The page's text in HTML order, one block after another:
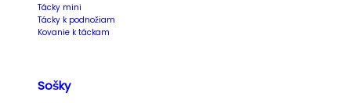
Tácky mini
Tácky k podnožiam
Kovanie k táckam
Sošky